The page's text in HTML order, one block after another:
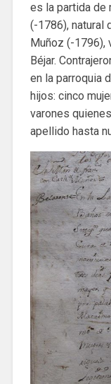
es la partida de
(-1786), natural
Muñoz (-1796),
Béjar.
en la parroquia
hijos: cinco
varones
apellido hasta